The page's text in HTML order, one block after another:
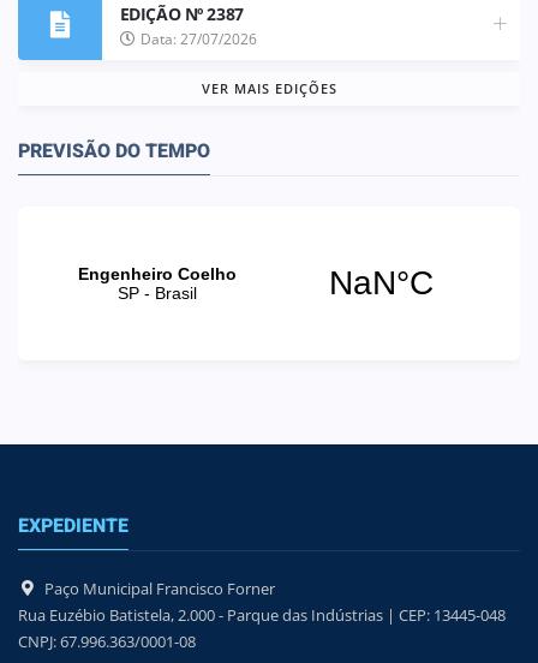
EDIÇÃO Nº 2387
Data: 27/07/2026
VER MAIS EDIÇÕES
PREVISÃO DO TEMPO
EXPEDIENTE
Paço Municipal Francisco Forner
Rua Euzébio Batistela, 2.000 - Parque das Indústrias | CEP: 13445-048
CNPJ: 67.996.363/0001-08